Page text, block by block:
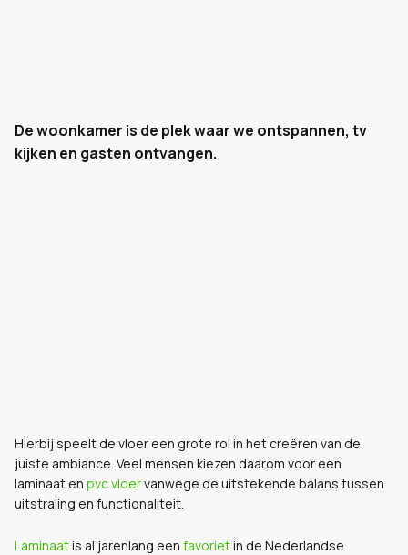
De woonkamer is de plek waar we ontspannen, tv
kijken en gasten ontvangen.
Hierbij speelt de vloer een grote rol in het creëren van de
juiste ambiance. Veel mensen kiezen daarom voor een
laminaat en pvc vloervanwege de uitstekende balans tussen
uitstraling en functionaliteit.
Laminaatis al jarenlang een favorietin de Nederlandse